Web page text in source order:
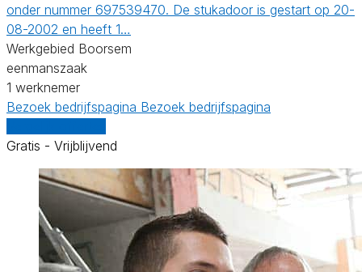
onder nummer 697539470. De stukadoor is gestart op 20-
08-2002 en heeft 1…
Werkgebied Boorsem
eenmanszaak
1 werknemer
Bezoek bedrijfspagina Bezoek bedrijfspagina
Gratis - Vrijblijvend